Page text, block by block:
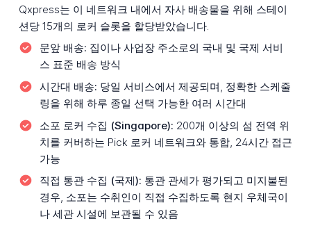
Qxpress는 이 네트워크 내에서 자사 배송물을 위해 스테이
션당 15개의 로커 슬롯을 할당받았습니다.
문앞 배송: 집이나 사업장 주소로의 국내 및 국제 서비
스 표준 배송 방식
시간대 배송: 당일 서비스에서 제공되며, 정확한 스케줄
링을 위해 하루 종일 선택 가능한 여러 시간대
소포 로커 수집 (Singapore): 200개 이상의 섬 전역 위
치를 커버하는 Pick 로커 네트워크와 통합, 24시간 접근
가능
직접 통관 수집 (국제): 통관 관세가 평가되고 미지불된
경우, 소포는 수취인이 직접 수집하도록 현지 우체국이
나 세관 시설에 보관될 수 있음